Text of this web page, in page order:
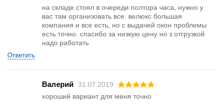
на складе стоял в очереди полтора часа, нужно у
вас там организовать все. велюкс большая
компания и все есть, но с выдачей окон проблемы
есть точно. спасибо за низкую цену но з отгрузкой
надо работать
Ответить
Валерий 31.07.2019
хороший вариант для меня точно